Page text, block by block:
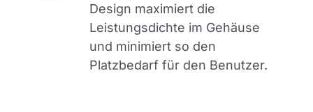
Design maximiert die
Leistungsdichte im Gehäuse
und minimiert so den
Platzbedarf für den Benutzer.